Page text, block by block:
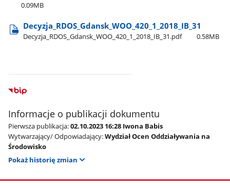
0.09MB
Decyzja​_RDOS​_Gdansk​_WOO​_420​_1​_2018​_IB​_31
Decyzja​_RDOS​_Gdansk​_WOO​_420​_1​_2018​_IB​_31.pdf 0.58MB
Informacje o publikacji dokumentu
Pierwsza publikacja:02.10.2023 16:28 Iwona Babis
Wytwarzający/ Odpowiadający:Wydział Ocen Oddziaływania na
Środowisko
Pokaż historię zmian